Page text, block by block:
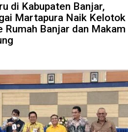
di Kabupaten Banjar,
Martapura Naik Kelotok
Rumah Banjar dan Makam